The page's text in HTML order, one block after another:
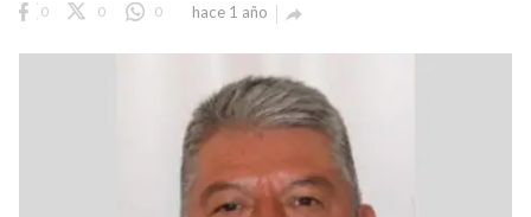
0 0 0 hace 1 año 